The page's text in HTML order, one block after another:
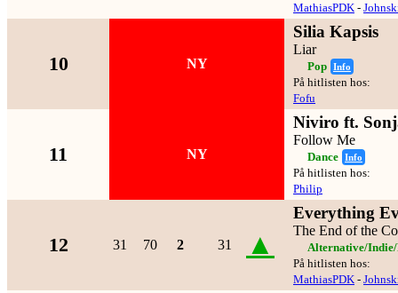
MathiasPDK -
10 NY
Silia Kapsis
Liar
Pop Info
På hitlisten hos:
Fofu
11 NY
Niviro ft.
Follow Me
Dance Info
På hitlisten hos:
Philip
12 31 70 2 31 ▲
Everything
The End of the
Alternative/
På hitlisten hos:
MathiasPDK -